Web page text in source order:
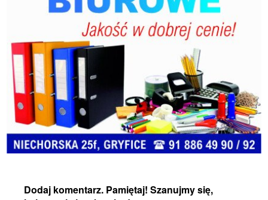
Dodaj komentarz. Pamiętaj! Szanujmy się,